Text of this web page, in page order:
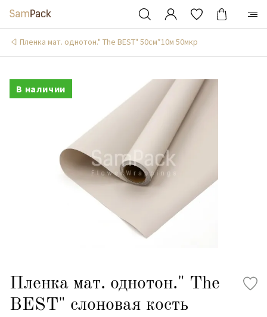
Пленка мат. однотон." The BEST" 50см*10м 50мкр
В наличии
Пленка мат. однотон." The
BEST" слоновая кость